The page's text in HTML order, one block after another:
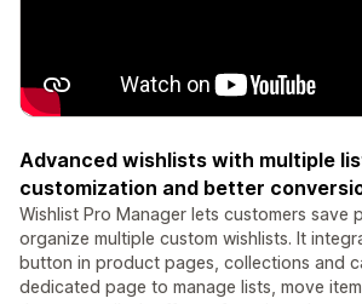
Advanced wishlists with multiple
customization and better
Wishlist Pro Manager lets customers save
organize multiple custom wishlists. It
button in product pages, collections and
dedicated page to manage lists, move